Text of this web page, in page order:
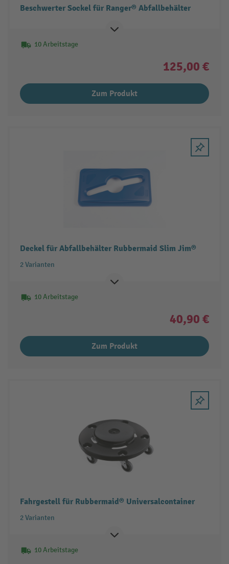
Beschwerter Sockel für Ranger® Abfallbehälter
10 Arbeitstage
125,00 €
Zum Produkt
Deckel für Abfallbehälter Rubbermaid Slim Jim®
2 Varianten
10 Arbeitstage
40,90 €
Zum Produkt
Fahrgestell für Rubbermaid® Universalcontainer
2 Varianten
10 Arbeitstage